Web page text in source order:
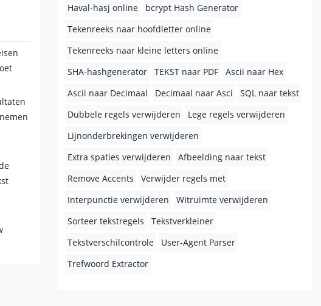
Haval-hasj online
bcrypt Hash Generator
Tekenreeks naar hoofdletter online
Tekenreeks naar kleine letters online
SHA-hashgenerator
TEKST naar PDF
Ascii naar Hex
Ascii naar Decimaal
Decimaal naar Asci
SQL naar tekst
Dubbele regels verwijderen
Lege regels verwijderen
Lijnonderbrekingen verwijderen
Extra spaties verwijderen
Afbeelding naar tekst
Remove Accents
Verwijder regels met
Interpunctie verwijderen
Witruimte verwijderen
Sorteer tekstregels
Tekstverkleiner
Tekstverschilcontrole
User-Agent Parser
Trefwoord Extractor